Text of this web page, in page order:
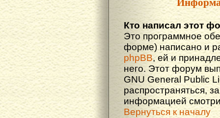
Кто написал этот
Это программное
форме) написано и
phpBB, ей и
него. Этот форум
GNU General Public
распространяться,
информацией
Вернуться к началу